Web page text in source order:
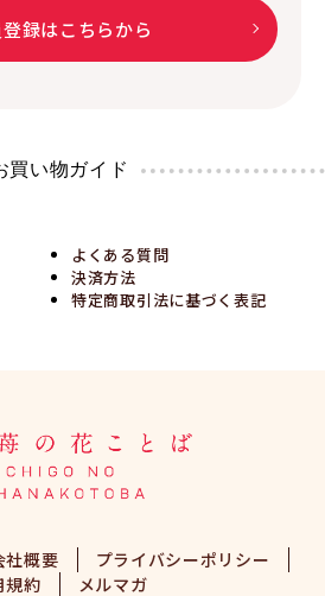
録はこちらから
買い物ガイド
よくある質問
決済方法
特定商取引法に基づく表記
社概要
プライバシーポリシー
規約
メルマガ